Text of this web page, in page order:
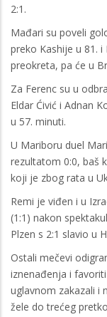
2:1.
Mađari su poveli
preko Kashije u 81.
preokreta, pa će u
Za Ferenc su u
Eldar Ćivić i Adnan
u 57. minuti.
U Mariboru duel
rezultatom 0:0, baš
koji je zbog rata u
Remi je viđen i u
(1:1) nakon
Plzen s 2:1 slavio u
Ostali mečevi
iznenađenja i
uglavnom zakazali i
žele do trećeg